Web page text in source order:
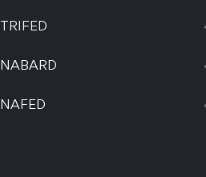
TRIFED
NABARD
NAFED